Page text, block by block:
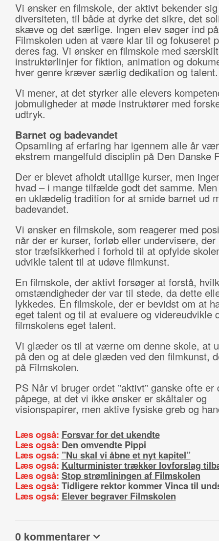
Vi ønsker en filmskole, der aktivt bekender
diversiteten, til både at dyrke det sikre, det
skæve og det særlige. Ingen elev søger ind på
Filmskolen uden at være klar til og fokuseret
deres fag. Vi ønsker en filmskole med
instruktørlinjer for fiktion, animation og
hver genre kræver særlig dedikation og talent.
Vi mener, at det styrker alle elevers
jobmuligheder at møde instruktører med
udtryk.
Barnet og badevandet
Opsamling af erfaring har igennem alle år
ekstrem mangelfuld disciplin på Den Danske
Der er blevet afholdt utallige kurser, men
hvad – i mange tilfælde godt det samme.
en uklædelig tradition for at smide barnet ud
badevandet.
Vi ønsker en filmskole, som reagerer med
når der er kurser, forløb eller undervisere, der
stor træfsikkerhed i forhold til at opfylde
udvikle talent til at udøve filmkunst.
En filmskole, der aktivt forsøger at forstå,
omstændigheder der var til stede, da dette
lykkedes. En filmskole, der er bevidst om at
eget talent og til at evaluere og videreudvikle
filmskolens eget talent.
Vi glæder os til at værne om denne skole, at
på den og at dele glæden ved den filmkunst,
på Filmskolen.
PS Når vi bruger ordet ”aktivt” ganske ofte er
påpege, at det vi ikke ønsker er skåltaler og
visionspapirer, men aktive fysiske greb og
Læs også: Forsvar for det ukendte
Læs også: Den omvendte Pippi
Læs også: ”Nu skal vi åbne et nyt kapitel”
Læs også: Kulturminister trækker lovforslag
Læs også: Stop strømliningen af Filmskolen
Læs også: Tidligere rektor kommer Vinca til
Læs også: Elever begraver Filmskolen
0 kommentarer